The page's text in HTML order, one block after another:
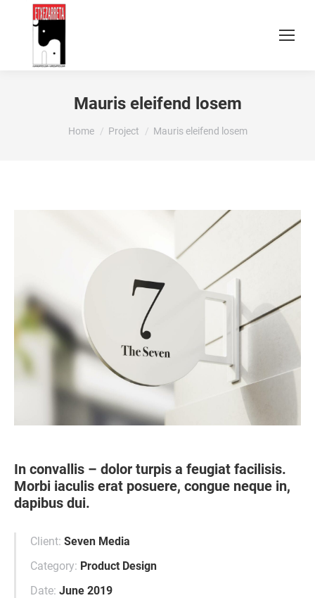
Mauris eleifend losem
You are here:
Home Project Mauris eleifend losem
In convallis – dolor turpis a feugiat facilisis.
Morbi iaculis erat posuere, congue neque in,
dapibus dui.
Client: Seven Media
Category: Product Design
Date: June 2019